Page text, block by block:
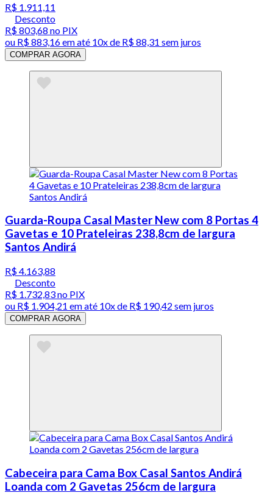
R$ 1.911,11
Desconto
R$ 803,68 no PIX
ou R$ 883,16em até 10x de R$ 88,31 sem juros
COMPRAR AGORA
Guarda-Roupa Casal Master New com 8 Portas 4
Gavetas e 10 Prateleiras 238,8cm de largura
Santos Andirá
R$ 4.163,88
Desconto
R$ 1.732,83no PIX
ou R$ 1.904,21 em até 10x de R$ 190,42 sem juros
COMPRAR AGORA
Cabeceira para Cama Box Casal Santos Andirá
Loanda com 2 Gavetas 256cm de largura